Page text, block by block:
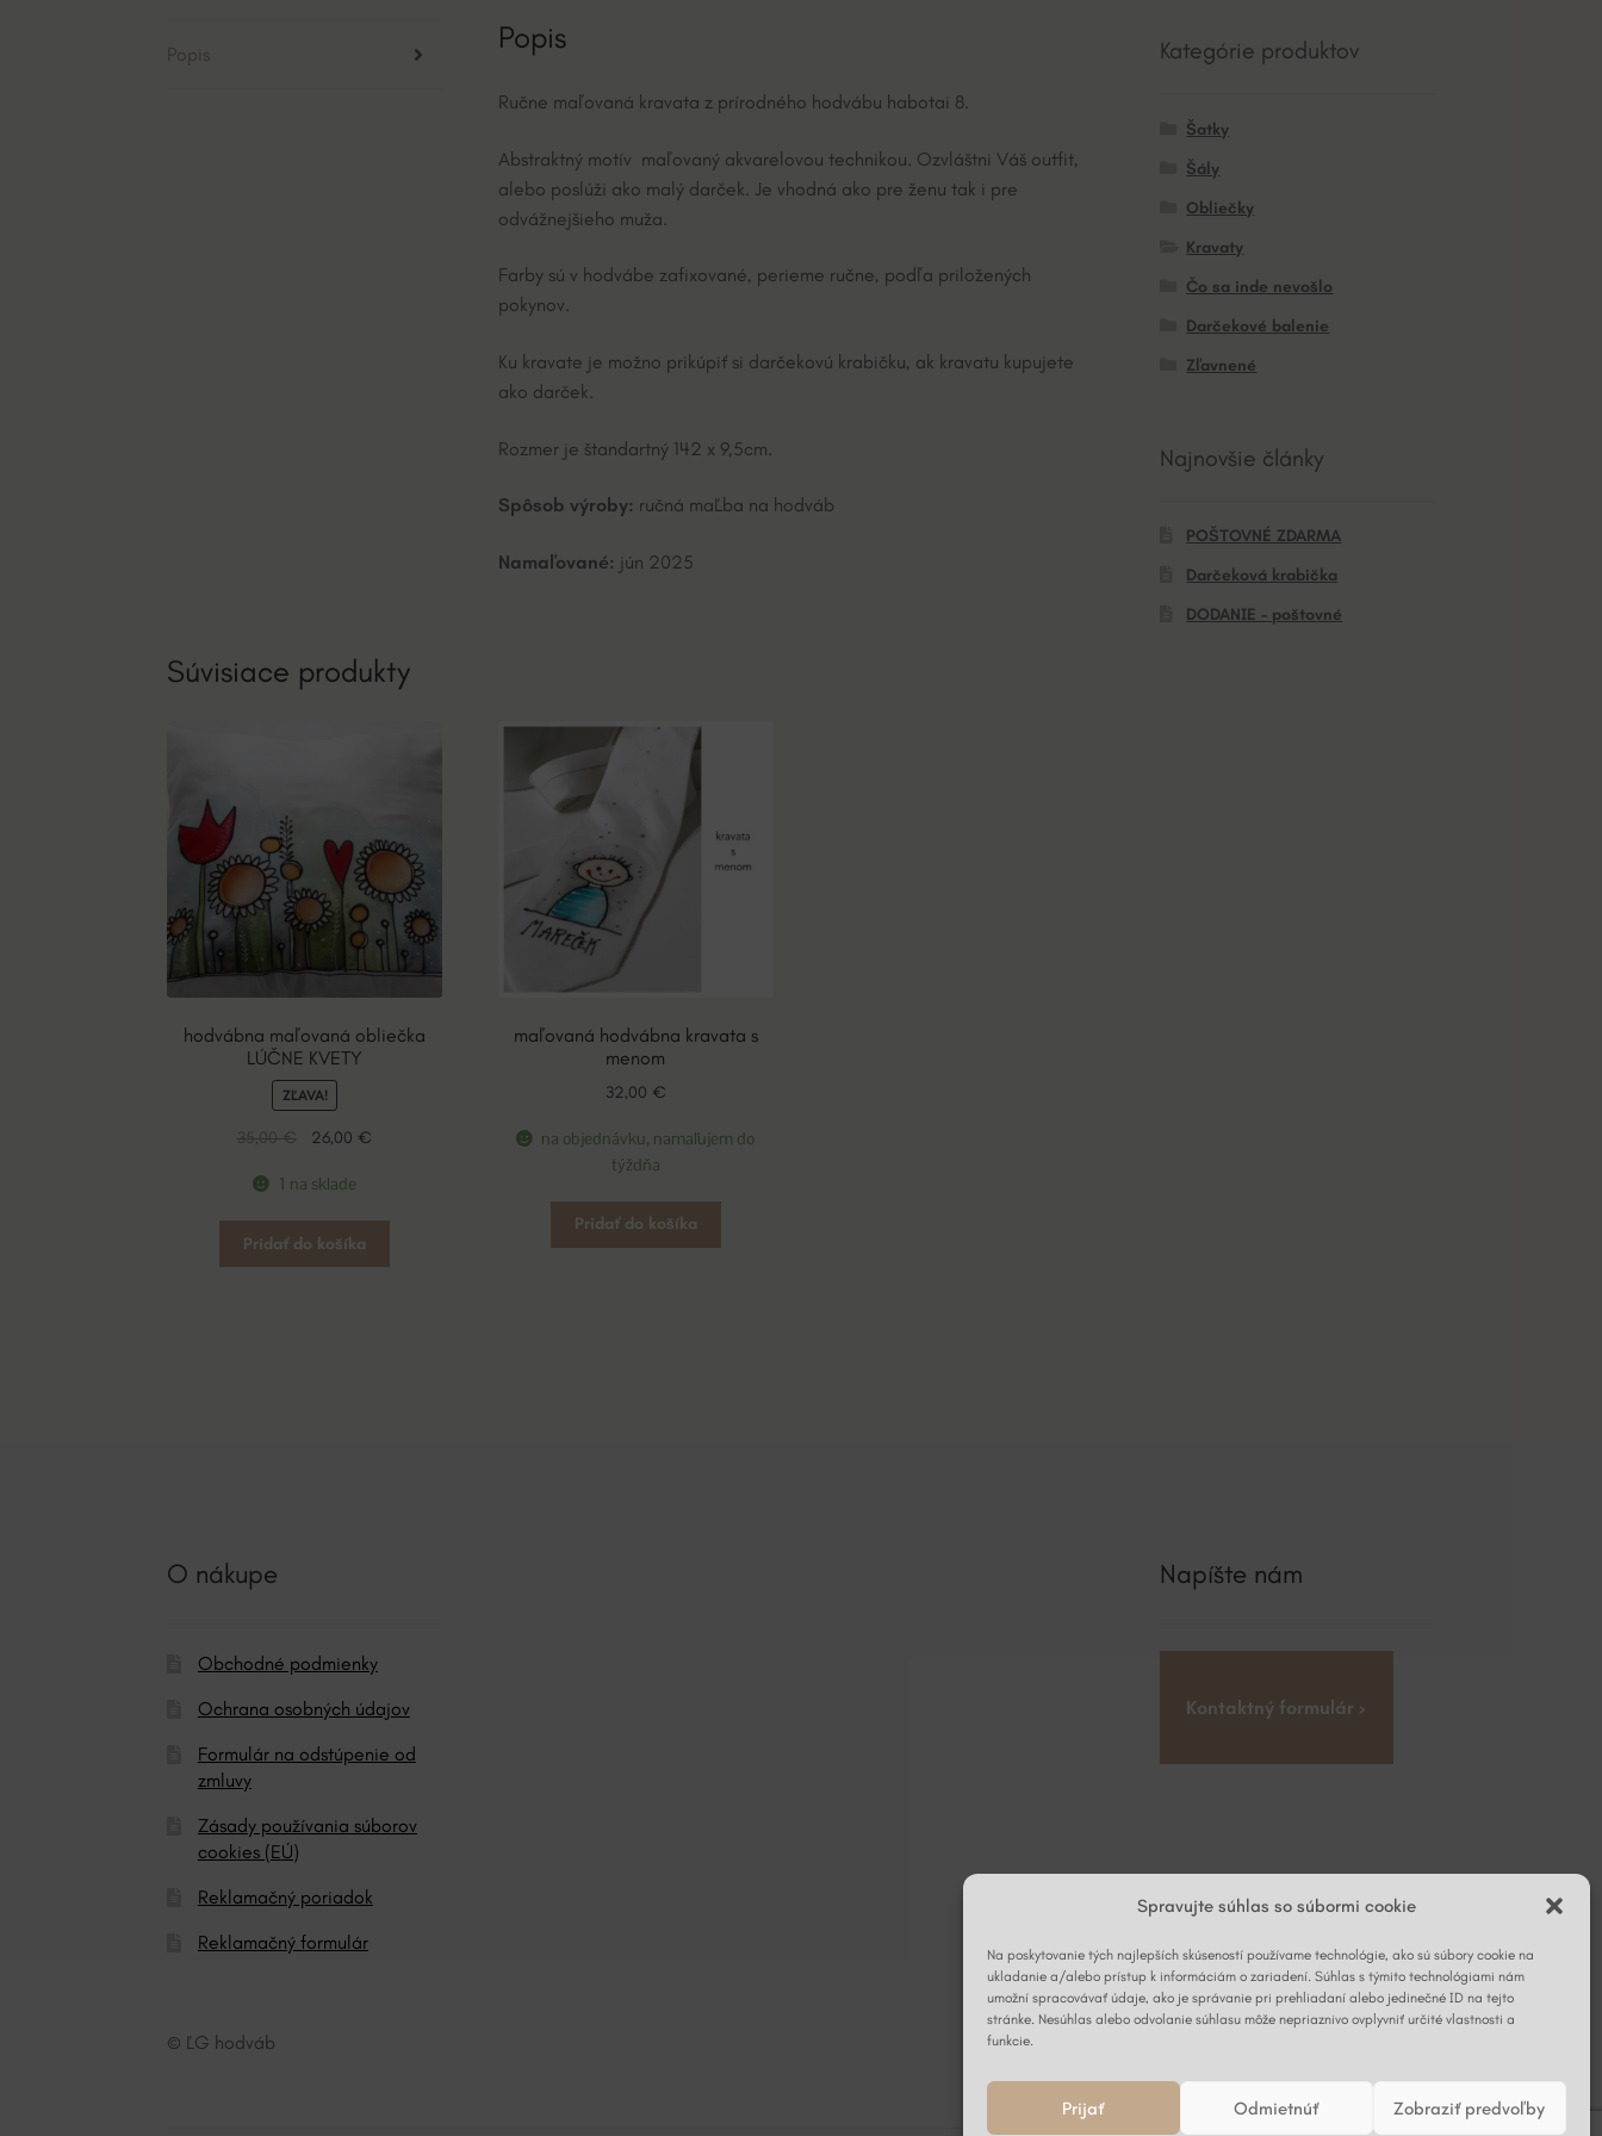
Spravujte súhlas so súbormi cookie
Na poskytovanie tých najlepších skúseností používame technológie, ako sú súbory cookie na
ukladanie a/alebo prístup k informáciám o zariadení. Súhlas s týmito technológiami nám
umožní spracovávať údaje, ako je správanie pri prehliadaní alebo jedinečné ID na tejto
stránke. Nesúhlas alebo odvolanie súhlasu môže nepriaznivo ovplyvniť určité vlastnosti a
funkcie.
Prijať Odmietnúť Zobraziť predvoľby
:
Popis Popis
Ručne maľovaná kravata z prírodného hodvábu habotai 8.
Abstraktný motív maľovaný akvarelovou technikou. Ozvláštni Váš outfit,
alebo poslúži ako malý darček. Je vhodná ako pre ženu tak i pre
odvážnejšieho muža.
Farby sú v hodvábe zafixované, perieme ručne, podľa priložených
pokynov.
Ku kravate je možno prikúpiť si darčekovú krabičku, ak kravatu kupujete
ako darček.
Rozmer je štandartný 142 x 9,5cm.
Spôsob výroby: ručná maĽba na hodváb
Namaľované: jún 2025
Súvisiace produkty
hodvábna maľovaná obliečka
LÚČNE KVETY
ZĽAVA!
35,00€
Pôvodná
bola:
26,00 €
1 na sklade
Pridať do košíka
maľovaná hodvábna kravata s
menom
32,00 €
na objednávku, namaľujem do
týždňa
Pridať do košíka
Kategórie produktov
Šatky
Šály
Obliečky
Kravaty
Čo sa inde nevošlo
Darčekové balenie
Zľavnené
Najnovšie články
POŠTOVNÉ ZDARMA
Darčeková krabička
DODANIE – poštovné
O nákupe
Obchodné podmienky
Ochrana osobných údajov
Formulár na odstúpenie od
zmluvy
Zásady používania súborov
cookies (EÚ)
Reklamačný poriadok
Reklamačný formulár
© ĽG hodváb
Napíšte nám
Kontaktný formulár ›